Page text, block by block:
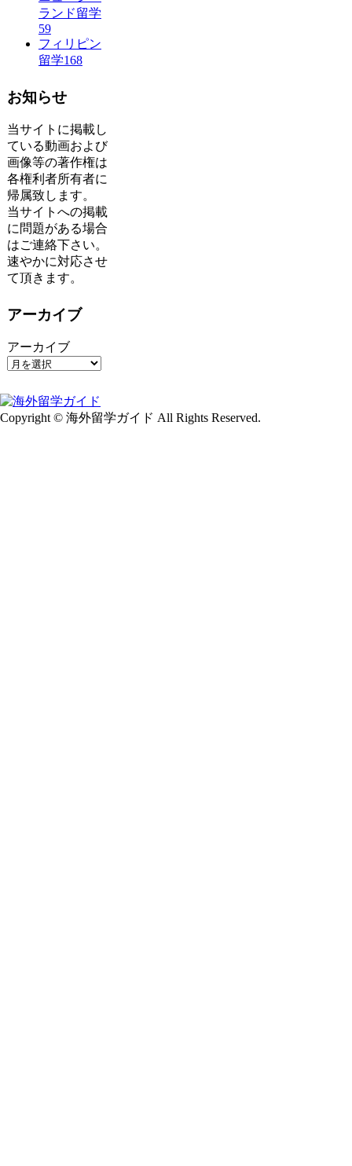
ランド留学
59
フィリピン
留学168
お知らせ
当サイトに掲載し
ている動画および
画像等の著作権は
各権利者所有者に
帰属致します。
当サイトへの掲載
に問題がある場合
はご連絡下さい。
速やかに対応させ
て頂きます。
アーカイブ
アーカイブ
Copyright © 海外留学ガイド All Rights Reserved.